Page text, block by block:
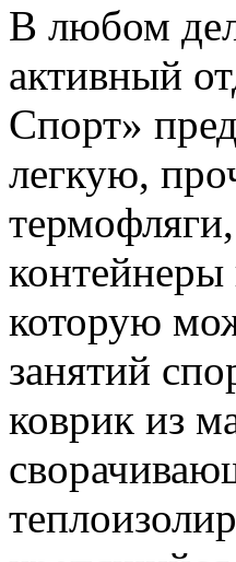
В любом
активный
Спорт»
легкую,
которую
занятий
коврик из